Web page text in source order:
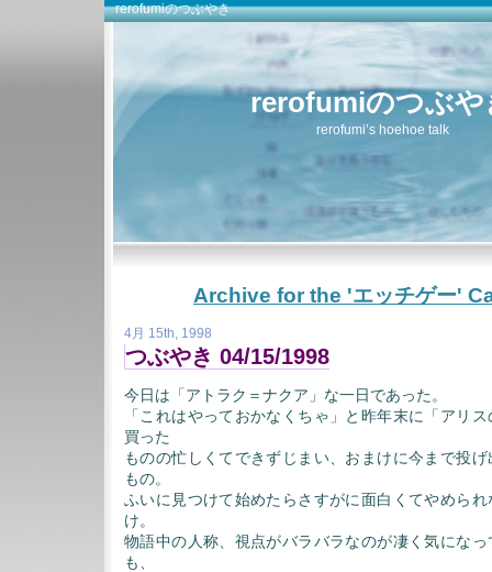
rerofumiのつぶやき
rerofumiのつぶや
rerofumi’s hoehoe talk
Archive for the 'エッチゲー'
4月 15th, 1998
つぶやき 04/15/1998
今日は「アトラク＝ナクア」な一日であった。
「これはやっておかなくちゃ」と昨年末に「アリ
買った
ものの忙しくてできずじまい、おまけに今まで投
もの。
ふいに見つけて始めたらさすがに面白くてやめら
け。
物語中の人称、視点がバラバラなのが凄く気にな
も、